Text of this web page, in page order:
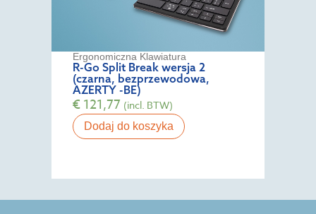
Ergonomiczna Klawiatura
R-Go Split Break wersja 2
(czarna, bezprzewodowa,
AZERTY -BE)
€121,77 (incl. BTW)
Dodaj do koszyka